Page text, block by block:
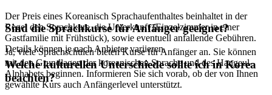
Der Preis eines Koreanisch Sprachaufenthaltes beinhaltet in der
Regel den Sprachkurs, die Unterkunft (Einzelzimmer in einer
Gastfamilie mit Frühstück), sowie eventuell anfallende Gebühren.
Details können je nach Anbieter variieren.
Sind die Sprachkurse für Anfänger geeignet?
Ja, viele Sprachschulen bieten Kurse für Anfänger an. Sie können
mit den Grundlagen der koreanischen Sprache und des Hangeul-
Alphabets beginnen. Informieren Sie sich vorab, ob der von Ihnen
gewählte Kurs auch Anfängerlevel unterstützt.
Welche kulturellen Unterschiede sollte ich in Korea
beachten?